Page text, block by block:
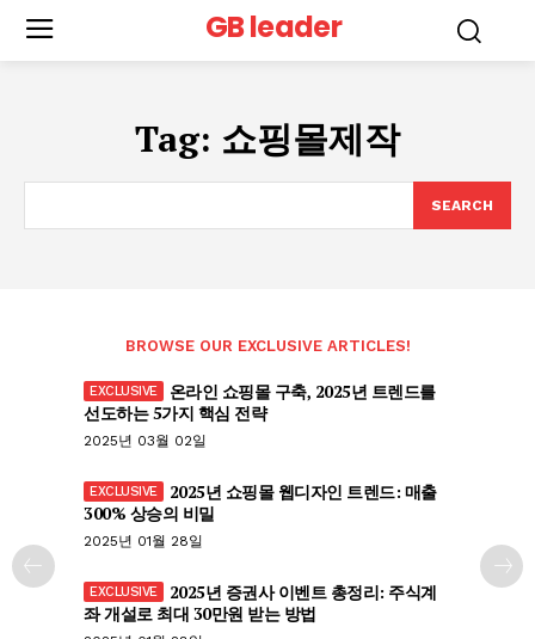
GB leader
Tag: 쇼핑몰제작
SEARCH
BROWSE OUR EXCLUSIVE ARTICLES!
온라인 쇼핑몰 구축, 2025년 트렌드를
선도하는 5가지 핵심 전략
2025년 03월 02일
2025년 쇼핑몰 웹디자인 트렌드: 매출
300% 상승의 비밀
2025년 01월 28일
2025년 증권사 이벤트 총정리: 주식계
좌 개설로 최대 30만원 받는 방법